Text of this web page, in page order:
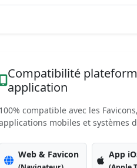
Compatibilité
application
100% compatible avec les Favicons,
mobiles et systèmes
Web & Favicon App